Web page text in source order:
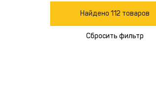
Найдено 112 товаров
Сбросить фильтр